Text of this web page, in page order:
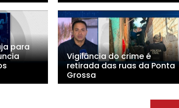
para
Vigilância do crime é
retirada das ruas da Ponta
Grossa